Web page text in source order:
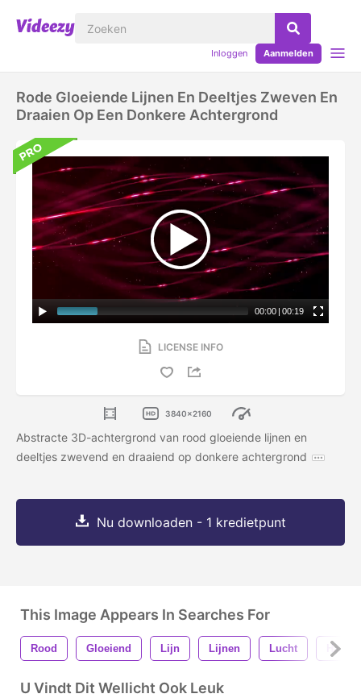
Inloggen Aanmelden
Rode Gloeiende Lijnen En Deeltjes Zweven En
Draaien Op Een Donkere Achtergrond
00:00 | 00:19
LICENSE INFO
3840x2160
Abstracte 3D-achtergrond van rood gloeiende lijnen en
deeltjes zwevend en draaiend op donkere achtergrond
Nu downloaden - 1 kredietpunt
This Image Appears In Searches For
Rood Gloeiend Lijn Lijnen Lucht Haar-
U Vindt Dit Wellicht Ook Leuk